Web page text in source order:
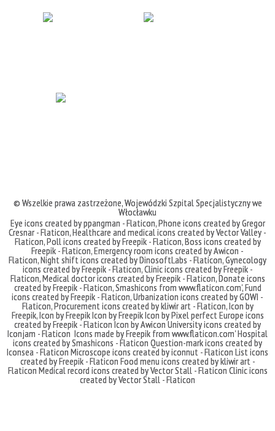
© Wszelkie prawa zastrzeżone,Wojewódzki Szpital Specjalistyczny we
Włocławku
Eye icons created by ppangman - Flaticon,Phone icons created by Gregor
Cresnar - Flaticon,Healthcare and medical icons created by Vector Valley -
Flaticon,Poll icons created by Freepik - Flaticon,Boss icons created by
Freepik - Flaticon,Emergency room icons created by Awicon -
Flaticon,Night shift icons created by DinosoftLabs - Flaticon,Gynecology
icons created by Freepik - Flaticon,Clinic icons created by Freepik -
Flaticon,Medical doctor icons created by Freepik - Flaticon,Donate icons
created by Freepik - Flaticon,Smashicons from www.flaticon.com',Fund
icons created by Freepik - Flaticon,Urbanization icons created by GOWI -
Flaticon,Procurement icons created by kliwir art - Flaticon,Icon by
Freepik,Icon by FreepikIcon by FreepikIcon by Pixel perfectEurope icons
created by Freepik - Flaticon Icon by Awicon University icons created by
Iconjam - Flaticon Icons made byFreepik from www.flaticon.com'Hospital
icons created by Smashicons - Flaticon Question-mark icons created by
Iconsea - Flaticon Microscope icons created by iconnut - Flaticon List icons
created by Freepik - Flaticon Food menu icons created by kliwir art -
Flaticon Medical record icons created by Vector Stall - Flaticon Clinic icons
created by Vector Stall - Flaticon